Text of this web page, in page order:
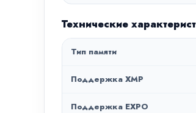
Технические
Тип памяти
Поддержка XMP
Поддержка EXPO